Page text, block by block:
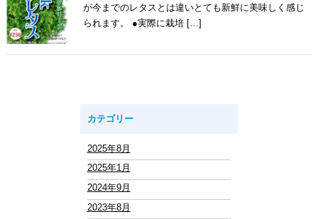
が今までのレタスとは違いとても新鮮に美味しく感じ
られます。 ●実際に栽培 […]
カテゴリー
2025年8月
2025年1月
2024年9月
2023年8月